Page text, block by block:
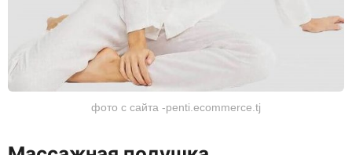
фото с сайта -penti.ecommerce.tj